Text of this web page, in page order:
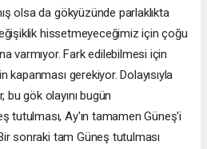
olsa da gökyüzünde parlaklıkta
hissetmeyeceğimiz için çoğu
varmıyor. Fark edilebilmesi için
gerekiyor. Dolayısıyla
gök olayını bugün
tutulması, Ay'ın tamamen Güneş'i
sonraki tam Güneş tutulması